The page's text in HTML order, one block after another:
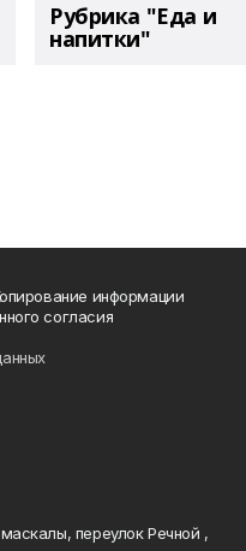
Рубрика "Еда и
напитки"
информации
согласия
переулок Речной ,